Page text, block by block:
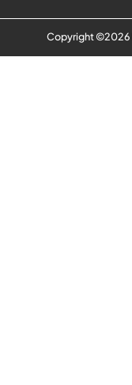
Copyright ©2026